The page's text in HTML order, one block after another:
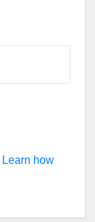
Learn how